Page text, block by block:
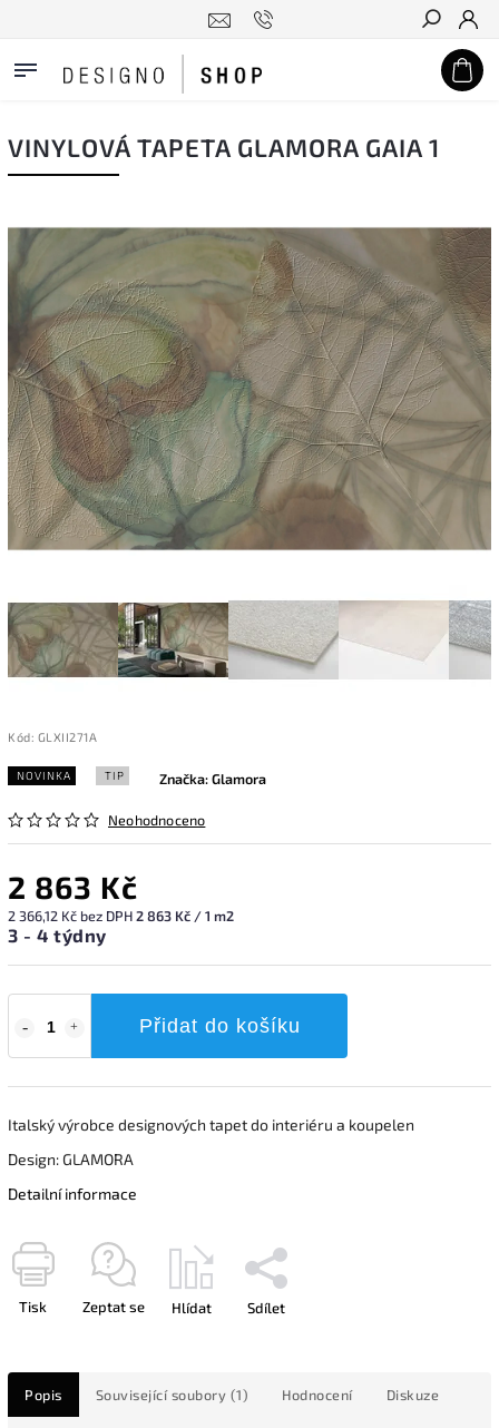
Hledat
VINYLOVÁ TAPETA GLAMORA GAIA 1
Kód: GLXII271A
NOVINKA TIP
Neohodnoceno
Značka:Glamora
2 863 Kč
2 366,12 Kč bez DPH2 863 Kč / 1 m2
3 - 4 týdny
Přidat do košíku
Italský výrobce designových tapet do interiéru a koupelen
Design: GLAMORA
Detailní informace
Tisk Zeptat se Hlídat Sdílet
Popis Související soubory (1) Hodnocení Diskuze